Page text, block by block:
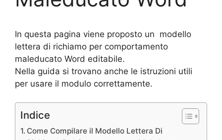
In questa pagina viene proposto un modello
lettera di richiamo per comportamento
maleducato Word editabile.
Nella guida si trovano anche le istruzioni utili
per usare il modulo correttamente.
Indice
Come Compilare il Modello Lettera Di